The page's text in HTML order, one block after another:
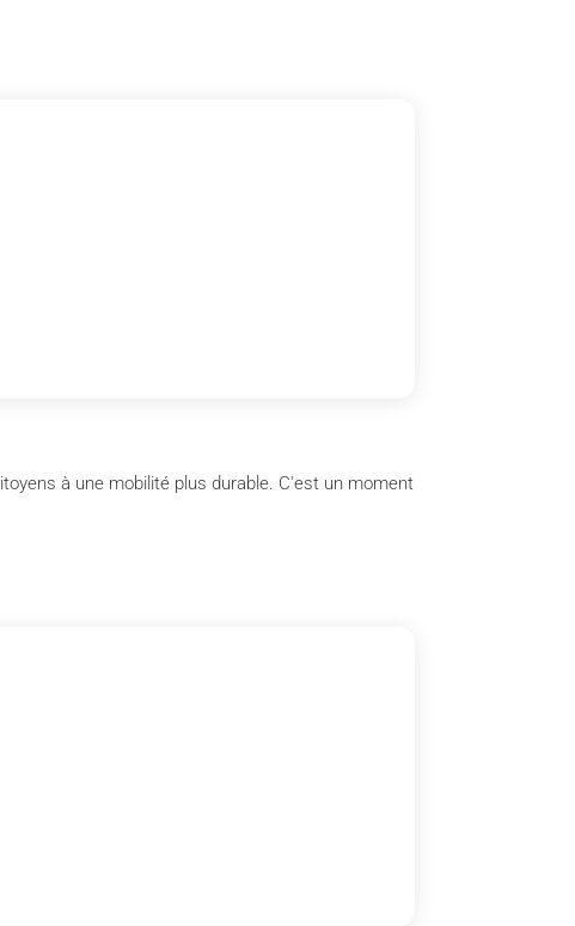
à une mobilité plus durable. C'est un moment